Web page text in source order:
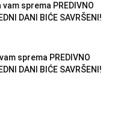
sprema PREDIVNO
DANI BIĆE SAVRŠENI!
sprema PREDIVNO
DANI BIĆE SAVRŠENI!